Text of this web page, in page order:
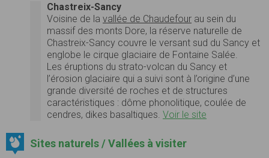
Chastreix-Sancy
Voisine de la vallée de Chaudefour au sein du
massif des monts Dore, la réserve naturelle de
Chastreix-Sancy couvre le versant sud du Sancy et
englobe le cirque glaciaire de Fontaine Salée.
Les éruptions du strato-volcan du Sancy et
l’érosion glaciaire qui a suivi sont à l’origine d’une
grande diversité de roches et de structures
caractéristiques : dôme phonolitique, coulée de
cendres, dikes basaltiques. Voir le site
Sites naturels / Vallées à visiter